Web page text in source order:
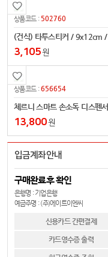
상품코드 : 502760
3,105원
상품코드 :656654
체르니 스마트 손소독 디스펜서
13,800원
입금계좌안내
구매완료후 확인
은행명 : 기업은행
예금주명 : (주)에이트이엔씨
신용카드 간편결제
카드영수증 출력